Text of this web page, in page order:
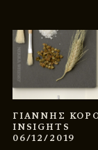
ΓΙΑΝΝΗΣ
INSIGHTS
06/12/2019